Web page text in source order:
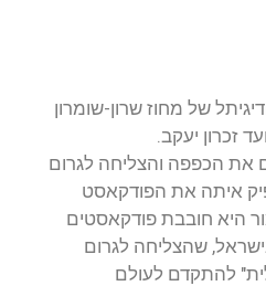
של מחוז שרון-שומרון
זכרון יעקב.
את הכפפה והצליחה לגרום
איתה את הפודקאסט
היא חובבת פודקאסטים
שהצליחה לגרום
להתקדם לעולם